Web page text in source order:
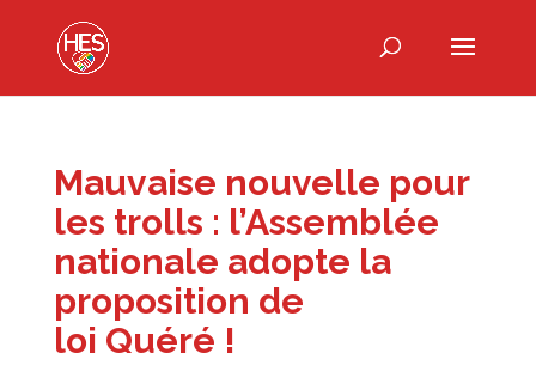
Mauvaise nouvelle pour
les trolls : l’Assemblée
nationale adopte la
proposition de
loi Quéré !